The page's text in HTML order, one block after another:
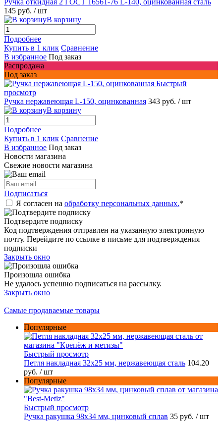
145 руб. / шт
В корзину
Подробнее
Купить в 1 клик Сравнение
В избранное Под заказ
Распродажа
Под заказ
Быстрый
просмотр
Ручка нержавеющая L-150, оцинкованная 343 руб. / шт
В корзину
Подробнее
Купить в 1 клик Сравнение
В избранное Под заказ
Новости магазина
Свежие новости магазина
Подписаться
Я согласен на обработку персональных данных.*
Подтвердите подписку
Код подтверждения отправлен на указанную электронную
почту. Перейдите по ссылке в письме для подтверждения
подписки
Закрыть окно
Произошла ошибка
Не удалось успешно подписаться на рассылку.
Закрыть окно
Самые продаваемые товары
Популярные
Быстрый просмотр
Петля накладная 32х25 мм, нержавеющая сталь 104.20
руб. / шт
Популярные
Быстрый просмотр
Ручка ракушка 98x34 мм, цинковый сплав 35 руб. / шт